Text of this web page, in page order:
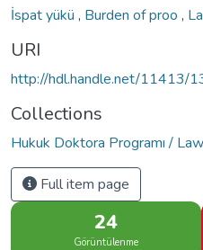
İspat yükü , Burden of proo ,
URI
http://hdl.handle.net/11413/
Collections
Hukuk Doktora Programı /
Full item page
24
Görüntülenme